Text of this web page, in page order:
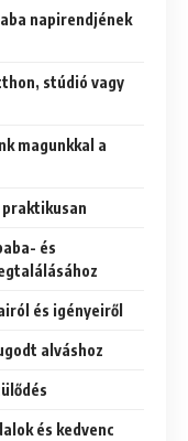
napirendjének
stúdió vagy
magunkkal a
és
és igényeiről
alváshoz
és kedvenc